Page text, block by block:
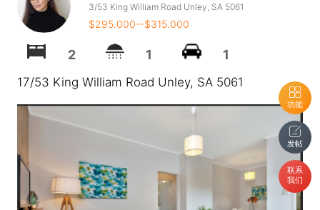
功能
发帖
联系
我们
3/53 King William Road Unley, SA 5061
$295.000--$315.000
2 1 1
17/53 King William Road Unley, SA 5061